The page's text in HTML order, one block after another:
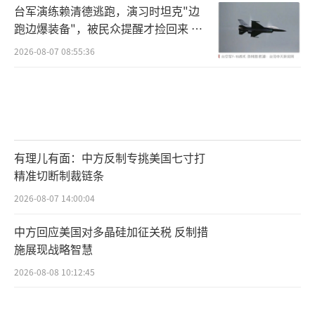
台军演练赖清德逃跑，演习时坦克"边
跑边爆装备"，被民众提醒才捡回来 演
习状况频出引发关注
2026-08-07 08:55:36
有理儿有面：中方反制专挑美国七寸打
精准切断制裁链条
2026-08-07 14:00:04
中方回应美国对多晶硅加征关税 反制措
施展现战略智慧
2026-08-08 10:12:45